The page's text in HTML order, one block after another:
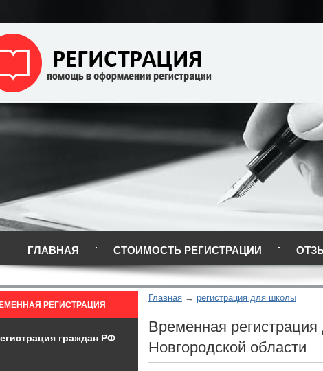
ГЛАВНАЯ СТОИМОСТЬ РЕГИСТРАЦИИ
Главная регистрация для школы
Временная
Новгородской области
РЕГИСТРАЦИЯ
граждан РФ